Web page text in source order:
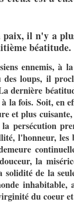
paix, il n'y a
béatitude.
ennemis, à
loups, il
la fois. Soit, en
et plus
persécution
l'honneur, les
la
solidité de la
inhabitable,
du coeur